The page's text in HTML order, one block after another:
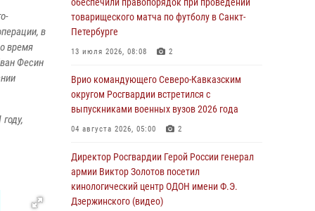
в
время
Фесин
вторжения ВСУ на территорию области
06 августа 2026, 11:56
задержал правонарушителя, угрожавшего
подростку травматическим пистолетом
06 августа 2026, 11:33 1
ликвидирована крупная нарколаборатория
06 августа 2026, 11:27
В Москве росгвардейцы задержали троих
товарищеского матча по футболу в Санкт-
Петербурге
13 июля 2026, 08:08 2
Врио командующего Северо-Кавказским
округом Росгвардии встретился с
выпускниками военных вузов 2026 года
04 августа 2026, 05:00 2
Директор Росгвардии Герой России генерал
армии Виктор Золотов посетил
кинологический центр ОДОН имени Ф.Э.
Дзержинского (видео)